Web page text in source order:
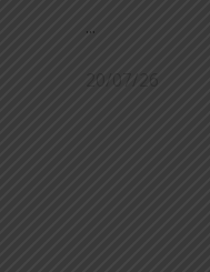
...
20/07/26